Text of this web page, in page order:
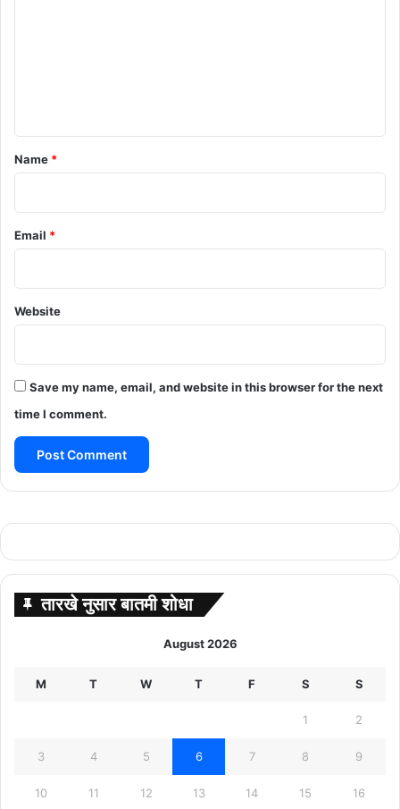
*
Name *
Email *
Website
Save my name, email, and website in this browser for the next
time I comment.
तारखे नुसार बातमी शोधा
August 2026
M T W T F S S
1 2
3 4 5 6 7 8 9
10 11 12 13 14 15 16